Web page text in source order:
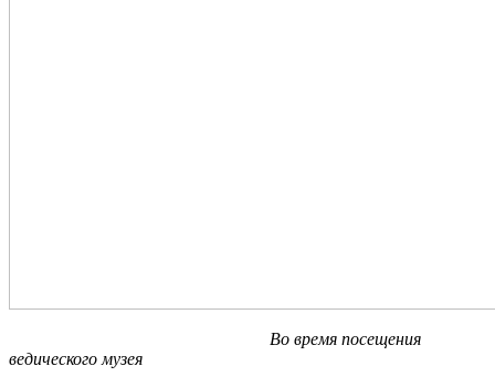
Во время посещения
ведического музея